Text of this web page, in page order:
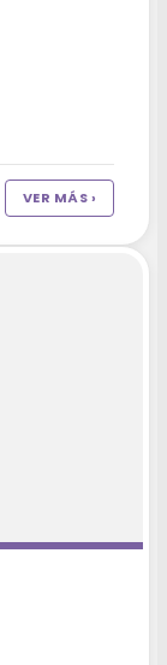
VER MÁS ›